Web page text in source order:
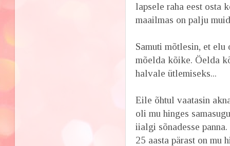
lapsele raha eest osta
maailmas on palju
Samuti mõtlesin, et elu
mõelda kõike. Öelda
halvale ütlemiseks...
Eile õhtul vaatasin
oli mu hinges
iialgi sõnadesse
25 aasta pärast on mu